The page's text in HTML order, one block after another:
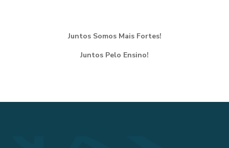
Juntos Somos Mais Fortes!
Juntos Pelo Ensino!